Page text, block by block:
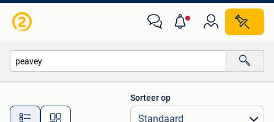
Alle afstanden…
Sorteer op